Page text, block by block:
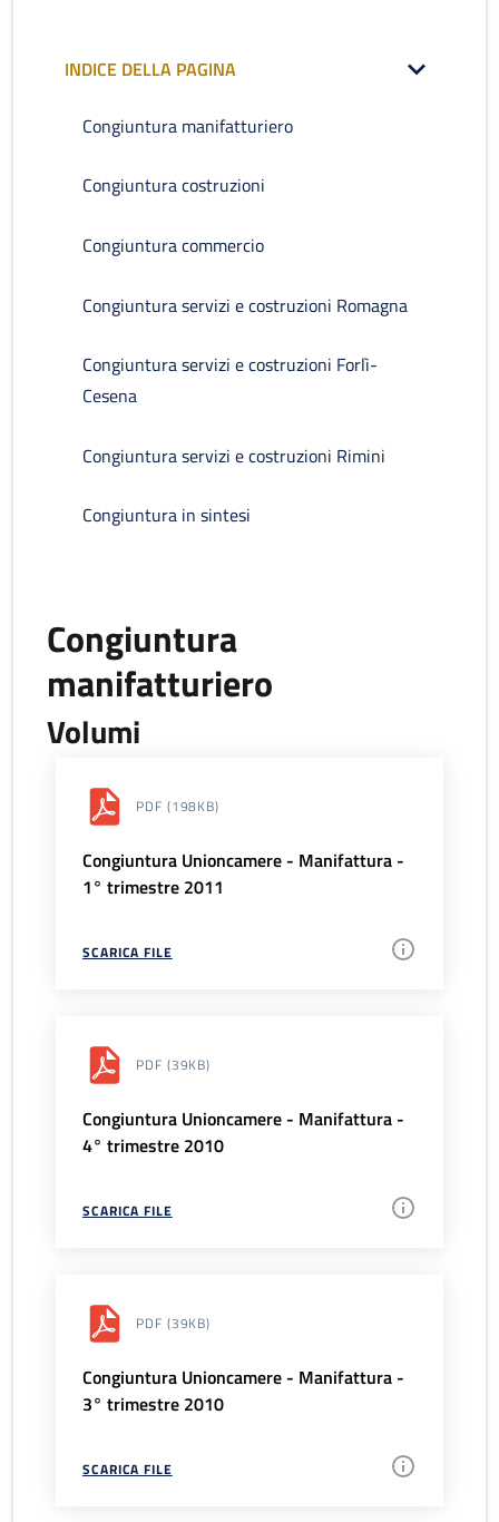
INDICE DELLA PAGINA
Congiuntura manifatturiero
Congiuntura costruzioni
Congiuntura commercio
Congiuntura servizi e costruzioni Romagna
Congiuntura servizi e costruzioni Forlì-
Cesena
Congiuntura servizi e costruzioni Rimini
Congiuntura in sintesi
Congiuntura
manifatturiero
Volumi
PDF (198KB)
Congiuntura Unioncamere - Manifattura -
1° trimestre 2011
SCARICA FILE
PDF (39KB)
Congiuntura Unioncamere - Manifattura -
4° trimestre 2010
SCARICA FILE
PDF (39KB)
Congiuntura Unioncamere - Manifattura -
3° trimestre 2010
SCARICA FILE